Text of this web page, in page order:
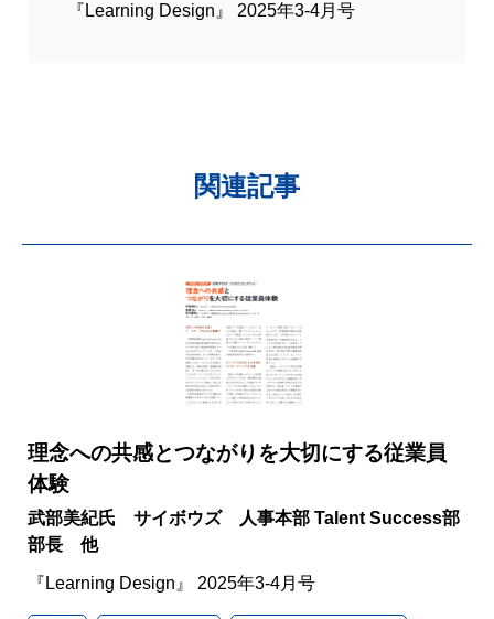
『Learning Design』 2025年3-4月号
関連記事
理念への共感とつながりを大切にする従業員
体験
武部美紀氏 サイボウズ 人事本部 Talent Success部
部長 他
『Learning Design』 2025年3-4月号